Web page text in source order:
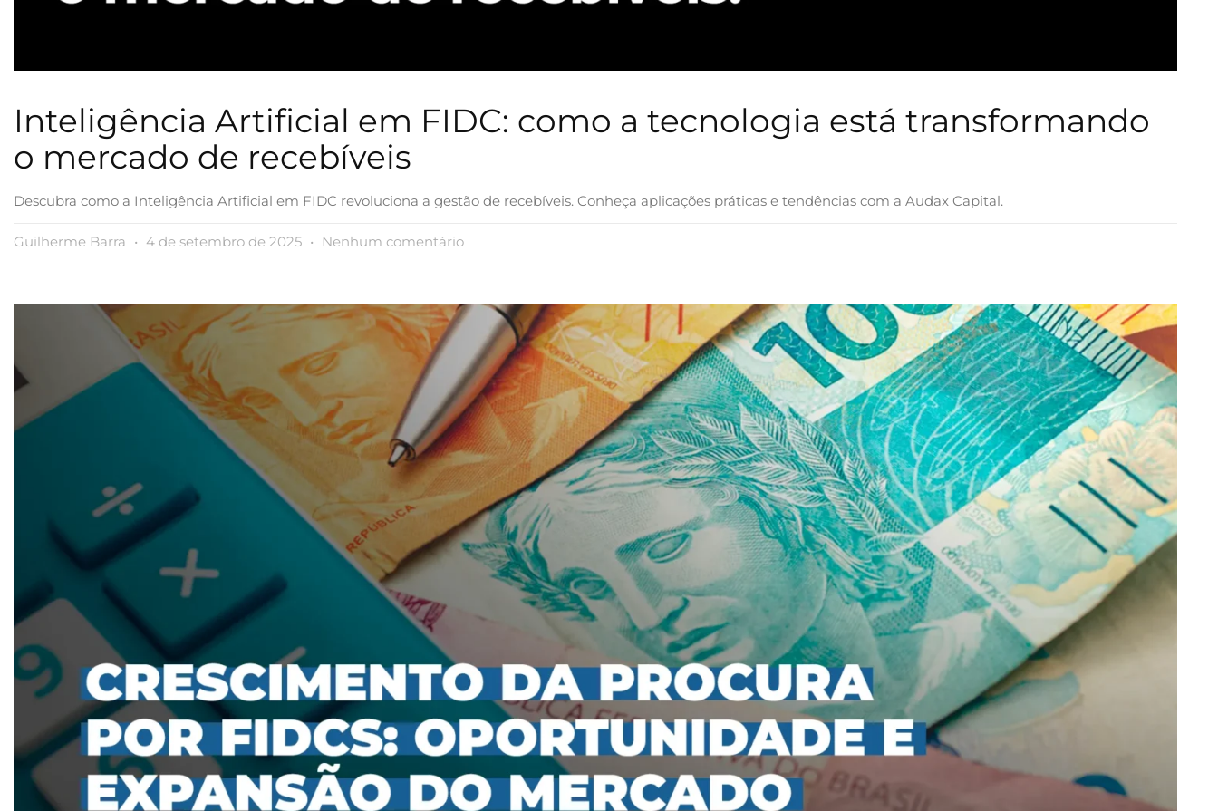
Inteligência Artificial em FIDC: como a tecnologia está transformando
o mercado de recebíveis
Descubra como a Inteligência Artificial em FIDC revoluciona a gestão de recebíveis. Conheça aplicações práticas e tendências com a Audax Capital.
Guilherme Barra 4 de setembro de 2025 Nenhum comentário